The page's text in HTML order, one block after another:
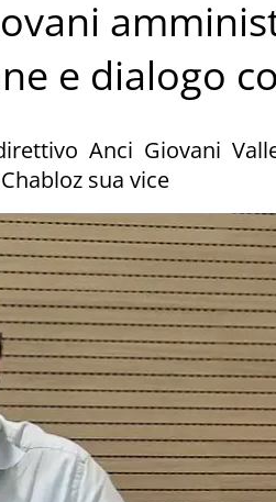
e dialogo
Anci Giovani
sua vice